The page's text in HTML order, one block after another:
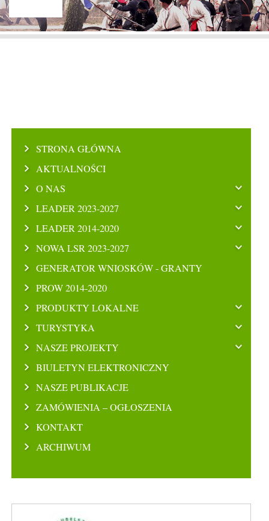
STRONA GŁÓWNA
AKTUALNOŚCI
O NAS
LEADER 2023-2027
LEADER 2014-2020
NOWA LSR 2023-2027
GENERATOR WNIOSKÓW - GRANTY
PROW 2014-2020
PRODUKTY LOKALNE
TURYSTYKA
NASZE PROJEKTY
BIULETYN ELEKTRONICZNY
NASZE PUBLIKACJE
ZAMÓWIENIA – OGŁOSZENIA
KONTAKT
ARCHIWUM